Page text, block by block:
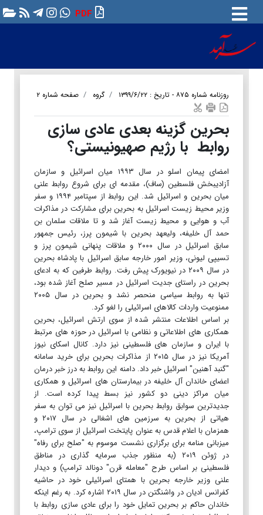
PDF
روزنامه شماره ۸۷۵ - تاریخ : ۱۳۹۹/۶/۲۲ گروه صفحه شماره ۲
بحرین گزینه بعدی عادی سازی
روابط با رژیم صهیونیستی؟
امضای پیمان اسلو در سال ۱۹۹۳ میان اسرائیل و سازمان
آزادیبخش فلسطین (ساف)، مقدمه ای برای شروع روابط علنی
میان ‏بحرین و اسرائیل شد. این روابط از سپتامبر ۱۹۹۴ و سفر
وزیر محیط زیست اسرائیل به بحرین برای مشارکت در مذاکرات
آب و ‏هوایی و محیط زیست آغاز شد و تا ملاقات سلمان بن
حمد آل خلیفه، ولیعهد بحرین با شیمون پرز، رئیس جمهور
سابق اسرائیل در ‏سال ۲۰۰۰ و ملاقات پنهانی شیمون پرز و
تسیپی لیونی، وزیر امور خارجه سابق اسرائیل با پادشاه بحرین
در سال ۲۰۰۹ در ‏نیویورک پیش رفت. روابط طرفین که به ادعای
بحرین در راستای جدیت اسرائیل در مسیر صلح آغاز شده بود،
تنها به روابط ‏سیاسی منحصر نشد و بحرین در سال ۲۰۰۵
ممنوعیت واردات کالاهای اسرائیلی را لغو کرد. ‏
بر اساس اطلاعات منتشر شده از سوی ارتش اسرائیل، بحرین
همکاری های اطلاعاتی و نظامی با اسرائیل در حوزه های مرتبط
با ‏ایران و سازمان های فلسطینی نیز دارد. کانال اسکای نیوز
آمریکا نیز در سال ۲۰۱۵ از مذاکرات بحرین برای خرید سامانه
"گنبد ‏آهنین" اسرائیل خبر داد. دامنه این روابط به درز خبر درمان
اعضای خاندان آل خلیفه در بیمارستان های اسرائیل و همکاری
میان ‏مراکز دینی دو کشور نیز بسط پیدا کرده است. ‏از
جدیدترین سوابق روابط بحرین با اسرائیل نیز می توان به سفر
هیاتی از بحرین به سرزمین های اشغالی در سال ۲۰۱۷ و
‏همزمان با اعلام قدس به عنوان پایتخت اسرائیل از سوی ترامپ،
میزبانی منامه برای برگزاری نشست موسوم به "صلح برای ‏رفاه"
در ژوئن ۲۰۱۹ (به منظور جذب سرمایه گذاری در مناطق
فلسطینی بر اساس طرح "معامله قرن" دونالد ترامپ) و دیدار
‏علنی وزیر خارجه بحرین با همتای اسرائیلی خود در حاشیه
کفرانس ادیان در واشنگتن در سال ۲۰۱۹ اشاره کرد. ‏به رغم اینکه
خاندان حاکم بر بحرین تمایل خود را برای عادی سازی روابط با